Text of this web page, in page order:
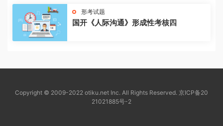
形考试题
国开《人际沟通》形成性考核四
Copyright © 2009-2022 otiku.net Inc. All Rights Reserved. 京ICP备20
21021885号-2